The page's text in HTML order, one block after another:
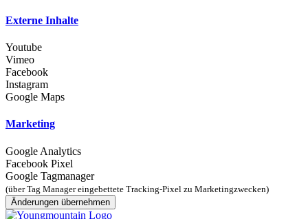
Externe Inhalte
Youtube
Vimeo
Facebook
Instagram
Google Maps
Marketing
Google Analytics
Facebook Pixel
Google Tagmanager
(über Tag Manager eingebettete Tracking-Pixel zu Marketingzwecken)
Änderungen übernehmen